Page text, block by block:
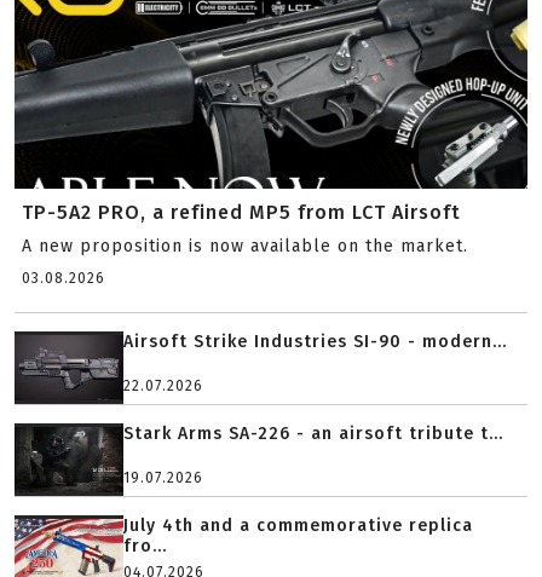
TP-5A2 PRO, a refined MP5 from LCT Airsoft
A new proposition is now available on the market.
03.08.2026
Airsoft Strike Industries SI-90 - modern...
22.07.2026
Stark Arms SA-226 - an airsoft tribute t...
19.07.2026
July 4th and a commemorative replica
fro...
04.07.2026